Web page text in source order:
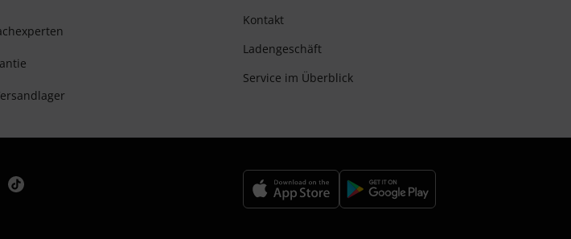
Kontakt
Ladengeschäft
Service im Überblick